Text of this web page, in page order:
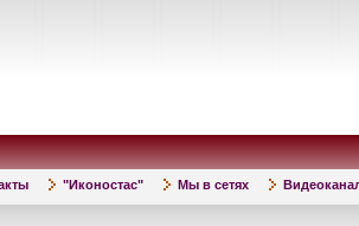
"Иконостас" Мы в сетях